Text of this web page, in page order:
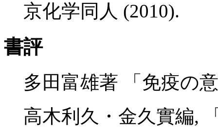
京化学同人 (2010).
書評
多田富雄著 「免疫の
高木利久・金久實編,